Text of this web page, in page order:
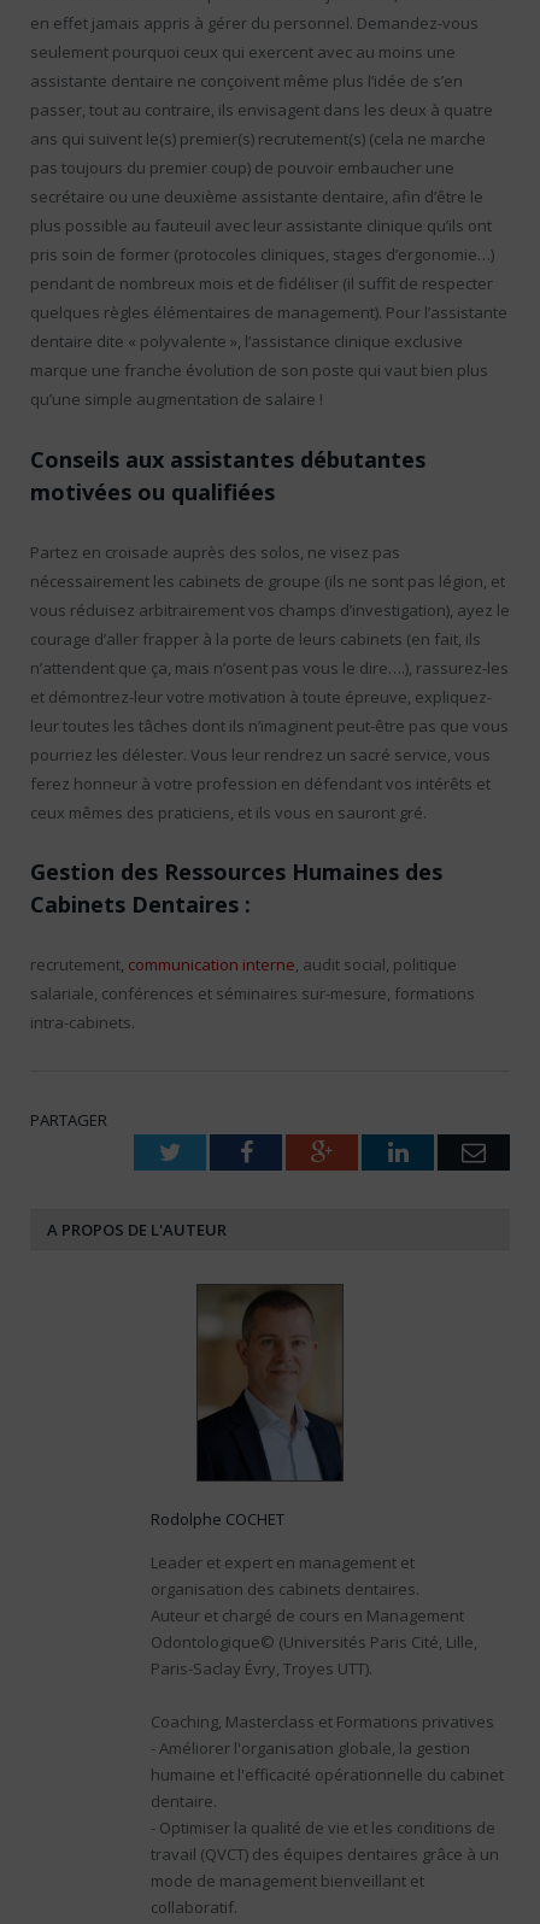
en effet jamais appris à gérer du personnel. Demandez-vous
seulement pourquoi ceux qui exercent avec au moins une
assistante dentaire ne conçoivent même plus l’idée de s’en
passer, tout au contraire, ils envisagent dans les deux à quatre
ans qui suivent le(s) premier(s) recrutement(s) (cela ne marche
pas toujours du premier coup) de pouvoir embaucher une
secrétaire ou une deuxième assistante dentaire, afin d’être le
plus possible au fauteuil avec leur assistante clinique qu’ils ont
pris soin de former (protocoles cliniques, stages d’ergonomie…)
pendant de nombreux mois et de fidéliser (il suffit de respecter
quelques règles élémentaires de management). Pour l’assistante
dentaire dite « polyvalente », l’assistance clinique exclusive
marque une franche évolution de son poste qui vaut bien plus
qu’une simple augmentation de salaire !
Conseils aux assistantes débutantes
motivées ou qualifiées
Partez en croisade auprès des solos, ne visez pas
nécessairement les cabinets de groupe (ils ne sont pas légion, et
vous réduisez arbitrairement vos champs d’investigation), ayez le
courage d’aller frapper à la porte de leurs cabinets (en fait, ils
n’attendent que ça, mais n’osent pas vous le dire….), rassurez-les
et démontrez-leur votre motivation à toute épreuve, expliquez-
leur toutes les tâches dont ils n’imaginent peut-être pas que vous
pourriez les délester. Vous leur rendrez un sacré service, vous
ferez honneur à votre profession en défendant vos intérêts et
ceux mêmes des praticiens, et ils vous en sauront gré.
Gestion des Ressources Humaines des
Cabinets Dentaires :
recrutement, communication interne, audit social, politique
salariale, conférences et séminaires sur-mesure, formations
intra-cabinets.
PARTAGER
TwitterFacebookGoogle+LinkedIn
A PROPOS DE L'AUTEUR
Rodolphe COCHET
Leader et expert en management et
organisation des cabinets dentaires.
Auteur et chargé de cours en Management
Odontologique© (Universités Paris Cité, Lille,
Paris-Saclay Évry, Troyes UTT).
Coaching, Masterclass et Formations privatives
- Améliorer l'organisation globale, la gestion
humaine et l'efficacité opérationnelle du cabinet
dentaire.
- Optimiser la qualité de vie et les conditions de
travail (QVCT) des équipes dentaires grâce à un
mode de management bienveillant et
collaboratif.